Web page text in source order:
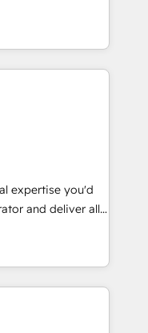
🌟 Proven
of all sizes
or project-based
designed to fit
your growth,
conventional
into the
ensuring that
to the table.
business's unique
that aligns
expertise you'd
and deliver all
from your
experts at
platform and
that brings your
requirements to